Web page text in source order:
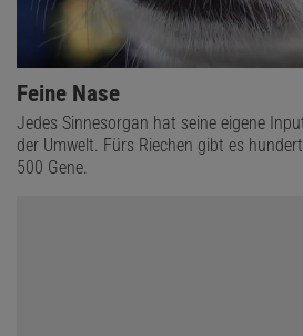
Feine Nase
Jedes Sinnesorgan hat seine eigene
der Umwelt. Fürs Riechen gibt es
500 Gene.